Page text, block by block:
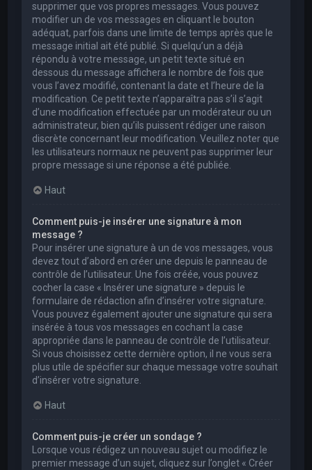
supprimer que vos propres messages. Vous pouvez
modifier un de vos messages en cliquant le bouton
adéquat, parfois dans une limite de temps après que le
message initial ait été publié. Si quelqu’un a déjà
répondu à votre message, un petit texte situé en
dessous du message affichera le nombre de fois que
vous l’avez modifié, contenant la date et l’heure de la
modification. Ce petit texte n’apparaîtra pas s’il s’agit
d’une modification effectuée par un modérateur ou un
administrateur, bien qu’ils puissent rédiger une raison
discrète concernant leur modification. Veuillez noter que
les utilisateurs normaux ne peuvent pas supprimer leur
propre message si une réponse a été publiée.
Haut
Comment puis-je insérer une signature à mon
message ?
Pour insérer une signature à un de vos messages, vous
devez tout d’abord en créer une depuis le panneau de
contrôle de l’utilisateur. Une fois créée, vous pouvez
cocher la case « Insérer une signature » depuis le
formulaire de rédaction afin d’insérer votre signature.
Vous pouvez également ajouter une signature qui sera
insérée à tous vos messages en cochant la case
appropriée dans le panneau de contrôle de l’utilisateur.
Si vous choisissez cette dernière option, il ne vous sera
plus utile de spécifier sur chaque message votre souhait
d’insérer votre signature.
Haut
Comment puis-je créer un sondage ?
Lorsque vous rédigez un nouveau sujet ou modifiez le
premier message d’un sujet, cliquez sur l’onglet « Créer